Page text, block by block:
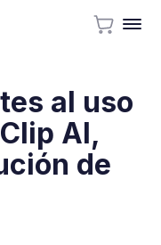
al uso
AI,
de